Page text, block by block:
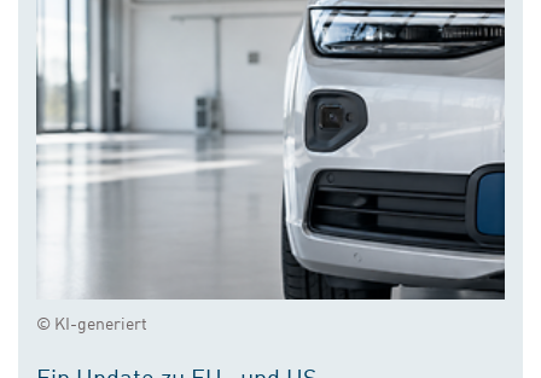
© KI-generiert